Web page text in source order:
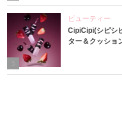
ビューティー
CipiCipi(シピシ
ター＆クッショ